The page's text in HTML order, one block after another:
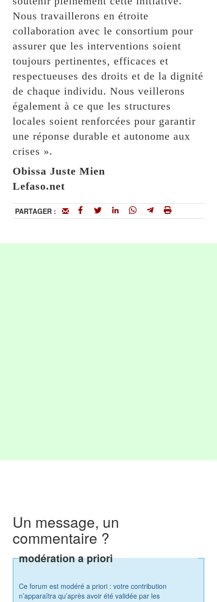
Nous travaillerons en étroite
collaboration avec le consortium pour
assurer que les interventions soient
toujours pertinentes, efficaces et
respectueuses des droits et de la dignité
de chaque individu. Nous veillerons
également à ce que les structures
locales soient renforcées pour garantir
une réponse durable et autonome aux
crises ».
Obissa Juste Mien
Lefaso.net
PARTAGER :
Un message, un
commentaire ?
modération a priori
Ce forum est modéré a priori : votre contribution
n’apparaîtra qu’après avoir été validée par les